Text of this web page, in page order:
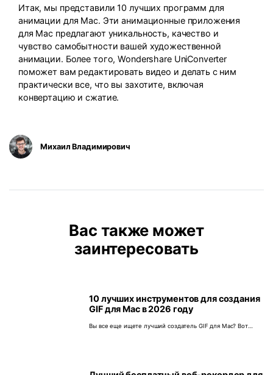
Итак, мы представили 10 лучших программ для
анимации для Mac. Эти анимационные приложения
для Mac предлагают уникальность, качество и
чувство самобытности вашей художественной
анимации. Более того, Wondershare UniConverter
поможет вам редактировать видео и делать с ним
практически все, что вы захотите, включая
конвертацию и сжатие.
Михаил Владимирович
Вас также может
заинтересовать
10 лучших инструментов для создания
GIF для Mac в 2026 году
Вы все еще ищете лучший создатель GIF для Mac? Вот